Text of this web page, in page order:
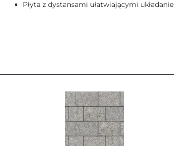
Płyta z dystansami ułatwiającymi układanie